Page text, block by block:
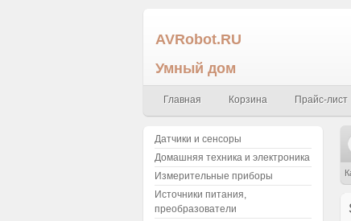
AVRobot.RU
Умный дом
Главная Корзина Прайс-лист
Датчики и сенсоры
Домашняя техника и электроника
Измерительные приборы
Источники питания,
преобразователи